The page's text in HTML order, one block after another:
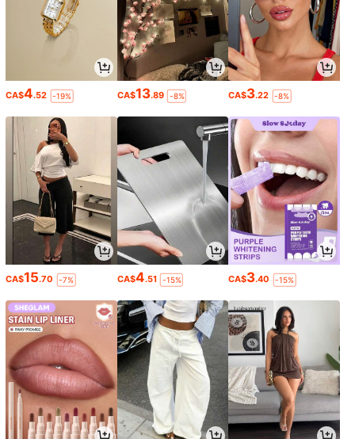
CA$4.52 -19% CA$13.89 -8% CA$3.22 -8%
CA$15.70 -7% CA$4.51 -15% CA$3.40 -15%